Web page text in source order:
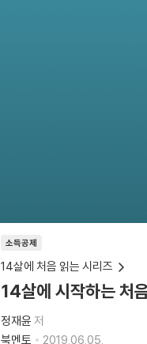
소득공제
14살에 처음 읽는 시리즈
14살에 시작하는 처
정재윤 저
북멘토
2019.06.05.